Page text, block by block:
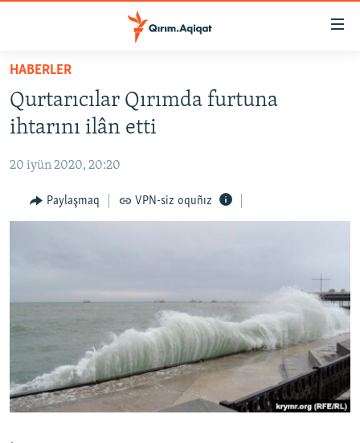
Esas
qaytmaq
Baş
qaytmaq
qaytmaq
SİYASET
CEMİYET
MEDENİYET
FİKİR
Русский
Українською
HABERLER
Qurtarıcılar Qırımda furtuna
ihtarını ilân etti
20 iyün 2020, 20:20
Paylaşmaq VPN-siz oquñız